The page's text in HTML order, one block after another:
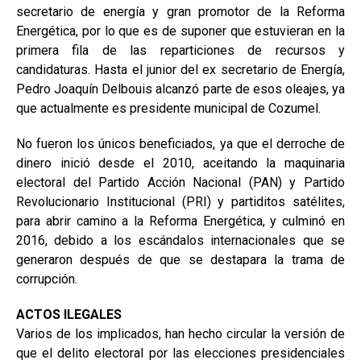
secretario de energía y gran promotor de la Reforma
Energética, por lo que es de suponer que estuvieran en la
primera fila de las reparticiones de recursos y
candidaturas. Hasta el junior del ex secretario de Energía,
Pedro Joaquín Delbouis alcanzó parte de esos oleajes, ya
que actualmente es presidente municipal de Cozumel.
No fueron los únicos beneficiados, ya que el derroche de
dinero inició desde el 2010, aceitando la maquinaria
electoral del Partido Acción Nacional (PAN) y Partido
Revolucionario Institucional (PRI) y partiditos satélites,
para abrir camino a la Reforma Energética, y culminó en
2016, debido a los escándalos internacionales que se
generaron después de que se destapara la trama de
corrupción.
ACTOS ILEGALES
Varios de los implicados, han hecho circular la versión de
que el delito electoral por las elecciones presidenciales